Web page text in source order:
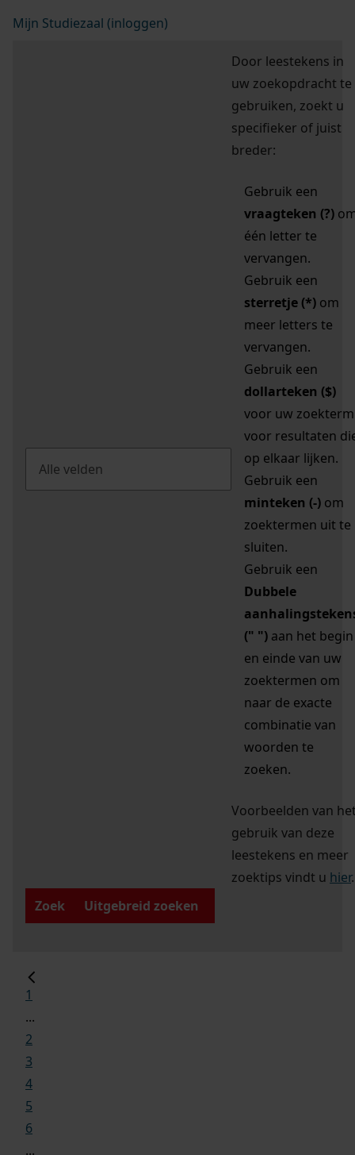
Mijn Studiezaal (inloggen)
Door leestekens in
uw zoekopdracht te
gebruiken, zoekt u
specifieker of juist
breder:
Gebruik een
vraagteken (?)
één letter te
vervangen.
Gebruik een
sterretje (*) om
meer letters te
vervangen.
Gebruik een
dollarteken ($)
voor uw zoekterm
voor resultaten
op elkaar lijken.
Gebruik een
minteken (-) om
zoektermen uit te
sluiten.
Gebruik een
Dubbele
(" ") aan het begin
en einde van uw
zoektermen om
naar de exacte
combinatie van
woorden te
zoeken.
Voorbeelden van
gebruik van deze
leestekens en meer
zoektips vindt u hier.
Zoek
Uitgebreid zoeken
1
...
2
3
4
5
6
...